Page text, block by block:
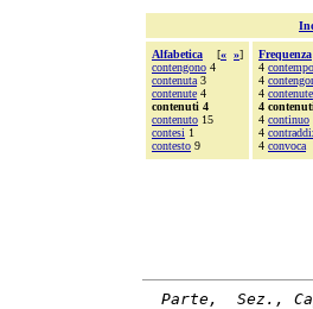
Alfabetica [« »]
contengono 4
contenuta 3
contenute 4
contenuti 4
contenuto 15
contesi 1
contesto 9
Frequenza
4
4
4 contenute
4
4 continuo
4
4 convoca
Parte,  Sez.,